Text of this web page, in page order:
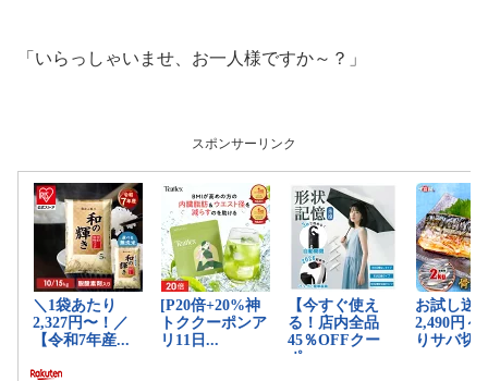
「いらっしゃいませ、お一人様ですか～？」
スポンサーリンク